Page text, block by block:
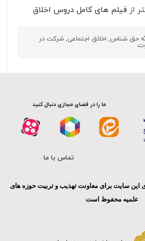
از فیلم های کامل دروس اخلاق
حق شناس, اخلاق اجتماعی,شرکت در
ما را در فضای مجازی دنبال کنید
تماس با ما
این سایت برای معاونت تهذیب و تربیت حوزه های
علمیه محفوظ است